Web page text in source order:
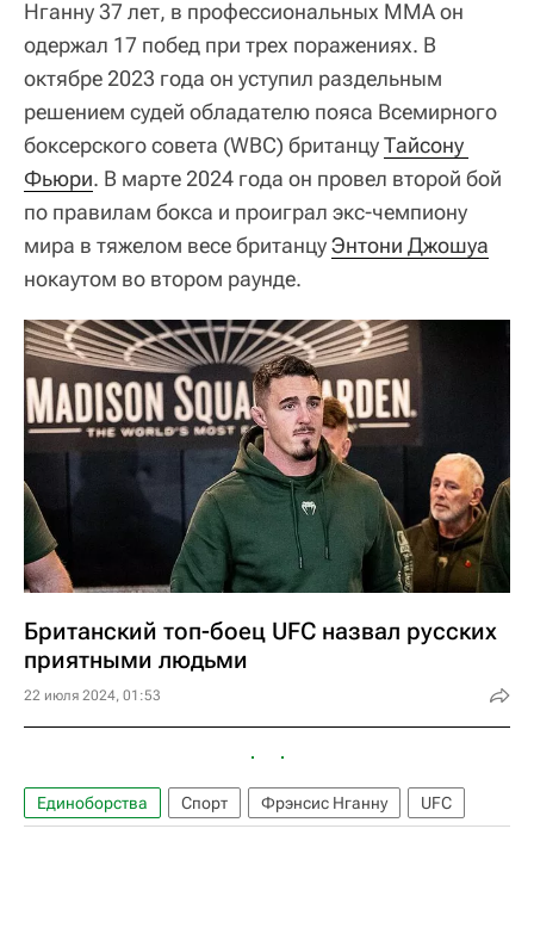
Нганну 37 лет, в профессиональных ММА он
одержал 17 побед при трех поражениях. В
октябре 2023 года он уступил раздельным
решением судей обладателю пояса Всемирного
боксерского совета (WBC) британцуТайсону
Фьюри. В марте 2024 года он провел второй бой
по правилам бокса и проиграл экс-чемпиону
мира в тяжелом весе британцуЭнтони Джошуа
нокаутом во втором раунде.
Британский топ-боец UFC назвал русских
приятными людьми
22 июля 2024, 01:53
Единоборства Спорт Фрэнсис Нганну UFC